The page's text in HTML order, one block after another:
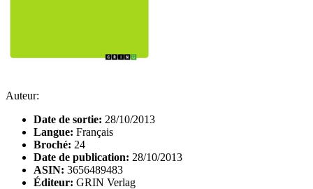
Auteur:
Date de sortie: 28/10/2013
Langue: Français
Broché: 24
Date de publication: 28/10/2013
ASIN: 3656489483
Éditeur: GRIN Verlag